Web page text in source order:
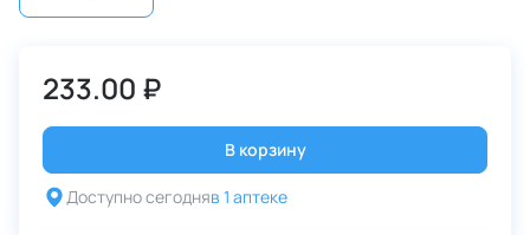
233.00 ₽
В корзину
Доступно сегодняв 1 аптеке